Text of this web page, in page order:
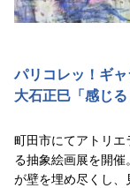
パリコレッ！ギ
大石正巳「感じる
町田市にてアトリ
る抽象絵画展を開
が壁を埋め尽くし